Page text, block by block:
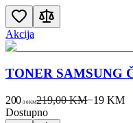
Akcija
TONER SAMSUNG
200 00KM219,00 KM−19 KM
Dostupno